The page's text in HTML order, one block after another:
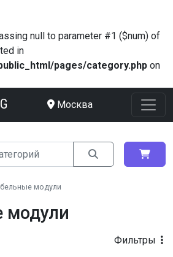
null to parameter #1 ($num) of
in
pages/category.php on
Москва
модули
модули
Фильтры